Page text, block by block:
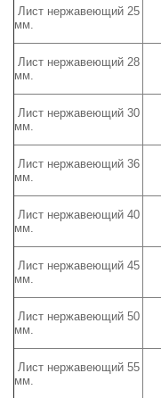
Лист нержавеющий 25
мм.
Лист нержавеющий 28
мм.
Лист нержавеющий 30
мм.
Лист нержавеющий 36
мм.
Лист нержавеющий 40
мм.
Лист нержавеющий 45
мм.
Лист нержавеющий 50
мм.
Лист нержавеющий 55
мм.